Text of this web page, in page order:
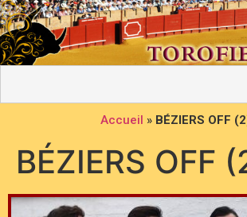
Accueil » BÉZIERS OFF
BÉZIERS OFF